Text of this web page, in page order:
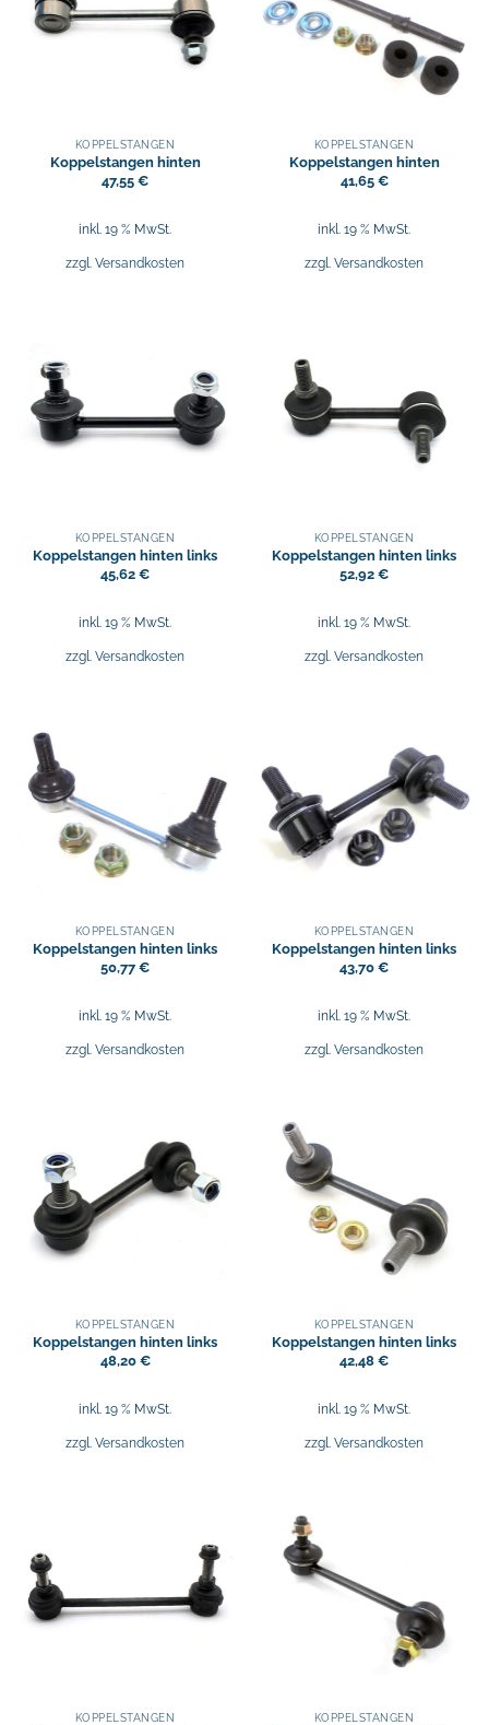
KOPPELSTANGEN
Koppelstangen hinten
47,55 €
inkl. 19 % MwSt.
zzgl. Versandkosten
KOPPELSTANGEN
Koppelstangen hinten
41,65 €
inkl. 19 % MwSt.
zzgl. Versandkosten
KOPPELSTANGEN
Koppelstangen hinten links
45,62 €
inkl. 19 % MwSt.
zzgl. Versandkosten
KOPPELSTANGEN
Koppelstangen hinten links
52,92 €
inkl. 19 % MwSt.
zzgl. Versandkosten
KOPPELSTANGEN
Koppelstangen hinten links
50,77€
inkl. 19 % MwSt.
zzgl. Versandkosten
KOPPELSTANGEN
Koppelstangen hinten links
43,70 €
inkl. 19 % MwSt.
zzgl. Versandkosten
KOPPELSTANGEN
Koppelstangen hinten links
48,20 €
inkl. 19 % MwSt.
zzgl. Versandkosten
KOPPELSTANGEN
Koppelstangen hinten links
42,48 €
inkl. 19 % MwSt.
zzgl. Versandkosten
KOPPELSTANGEN KOPPELSTANGEN